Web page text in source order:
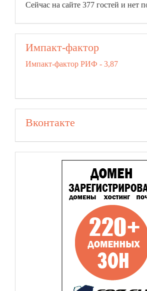
Сейчас на сайте 377 гостей и нет
Импакт-фактор
Импакт-фактор РИФ - 3,87
Вконтакте